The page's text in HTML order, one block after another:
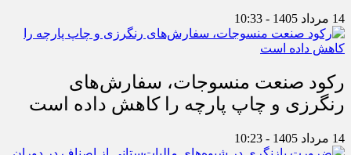
14 مرداد 1405 - 10:33
رکود صنعت منسوجات، سفارش‌های
رنگرزی و چاپ پارچه را کاهش داده است
14 مرداد 1405 - 10:23